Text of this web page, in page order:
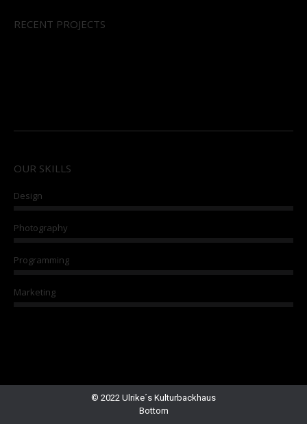
RECENT PROJECTS
OUR SKILLS
Design
Photography
Programming
Marketing
© 2022 Ulrike´s Kulturbackhaus
Bottom